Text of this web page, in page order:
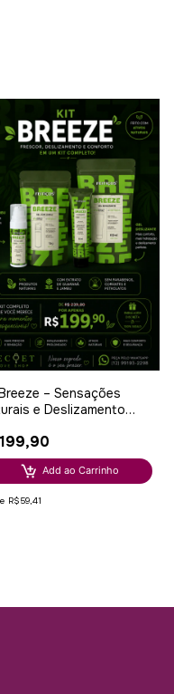
– Sensações
e Deslizamento
Add ao Carrinho
R$59,41